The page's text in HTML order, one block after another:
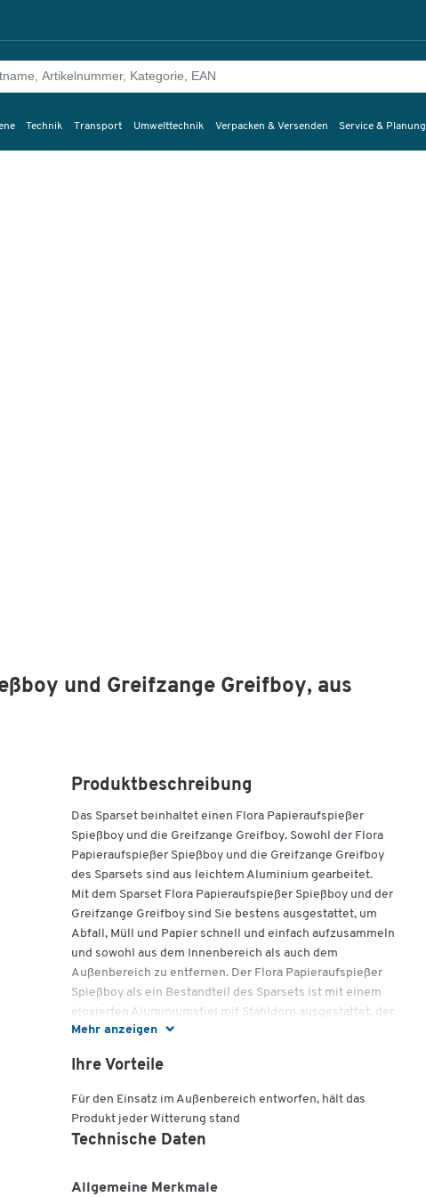
Technik Transport Umwelttechnik Verpacken & Versenden Service & Planung
und Greifzange Greifboy, aus
Mehr anzeigen
Produktbeschreibung
Das Sparset beinhaltet einen Flora Papieraufspießer
Spießboy und die Greifzange Greifboy. Sowohl der Flora
Papieraufspießer Spießboy und die Greifzange Greifboy
des Sparsets sind aus leichtem Aluminium gearbeitet.
Mit dem Sparset Flora Papieraufspießer Spießboy und der
Greifzange Greifboy sind Sie bestens ausgestattet, um
Abfall, Müll und Papier schnell und einfach aufzusammeln
und sowohl aus dem Innenbereich als auch dem
Außenbereich zu entfernen. Der Flora Papieraufspießer
Spießboy als ein Bestandteil des Sparsets ist mit einem
eloxierten Aluminiumstiel mit Stahldorn ausgestattet, der
sich besonders zum Einsatz auf weichen Untergründen
Papieraufspießer Spießboy von Flora ein Gewicht von nur
130 g. Auch die Flora Greifzange, die ebenfalls zu dem
Sparset gehört, ist mit nur 220 g ein absolutes
Leichtgewicht. Die Zange ist neben dem Aufnehmen von
besteht aus einem Aluminiumrohr mit außen liegender
Ihre Vorteile
Für den Einsatz im Außenbereich entworfen, hält das
Produkt jeder Witterung stand
Technische Daten
Allgemeine Merkmale
Bilder